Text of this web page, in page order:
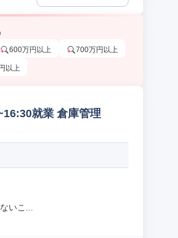
600万円以上 700万円以上
以上
就業 倉庫管理
いこ...